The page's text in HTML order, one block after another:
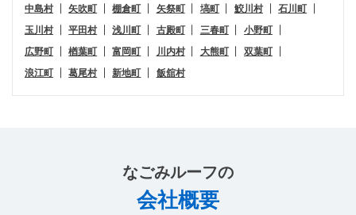
中島村
矢吹町 棚倉町 矢祭町 塙町 鮫川村
石川町
玉川村
平田村 浅川町 古殿町 三春町
小野町
広野町
楢葉町 富岡町 川内村 大熊町
双葉町
浪江町
葛尾村 新地町 飯舘村
なごみルーフの
会社概要